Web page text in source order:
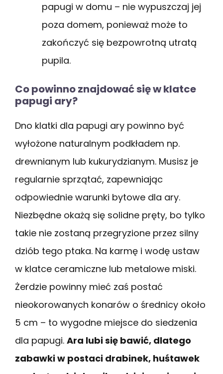
papugi w domu – nie wypuszczaj jej
poza domem, ponieważ może to
zakończyć się bezpowrotną utratą
pupila.
Co powinno znajdować się w klatce
papugi ary?
Dno klatki dla papugi ary powinno być
wyłożone naturalnym podkładem np.
drewnianym lub kukurydzianym. Musisz je
regularnie sprzątać, zapewniając
odpowiednie warunki bytowe dla ary.
Niezbędne okażą się solidne pręty, bo tylko
takie nie zostaną przegryzione przez silny
dziób tego ptaka. Na karmę i wodę ustaw
w klatce ceramiczne lub metalowe miski.
Żerdzie powinny mieć zaś postać
nieokorowanych konarów o średnicy około
5 cm – to wygodne miejsce do siedzenia
dla papugi. Ara lubi się bawić, dlatego
zabawki w postaci drabinek, huśtawek